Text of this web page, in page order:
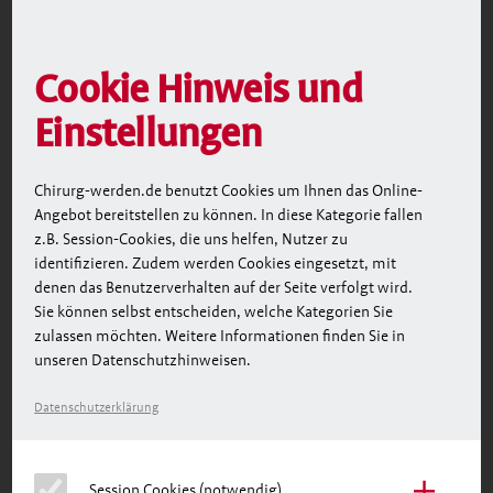
Cookie Hinweis und
Einstellungen
Chirurg-werden.de benutzt Cookies um Ihnen das Online-
Angebot bereitstellen zu können. In diese Kategorie fallen
z.B. Session-Cookies, die uns helfen, Nutzer zu
identifizieren. Zudem werden Cookies eingesetzt, mit
denen das Benutzerverhalten auf der Seite verfolgt wird.
Sie können selbst entscheiden, welche Kategorien Sie
zulassen möchten. Weitere Informationen finden Sie in
unseren Datenschutzhinweisen.
Datenschutzerklärung